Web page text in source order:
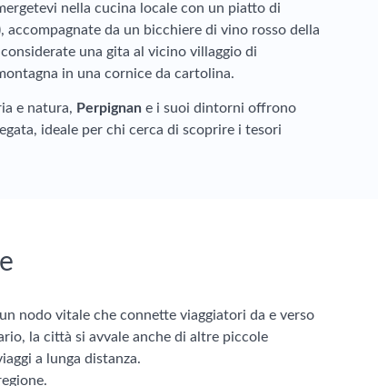
nella cucina locale con un piatto di
accompagnate da un bicchiere di vino rosso della
una gita al vicino villaggio di
in una cornice da cartolina.
e natura, Perpignan e i suoi dintorni offrono
ideale per chi cerca di scoprire i tesori
nodo vitale che connette viaggiatori da e verso
la città si avvale anche di altre piccole
a lunga distanza.